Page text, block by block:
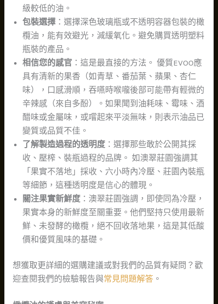
級較低的油。
包裝選擇 ：選擇深色玻璃瓶或不透明容器包裝的橄
欖油，能有效避光，減緩氧化。避免購買透明塑料
瓶裝的產品。
相信您的感官 ：這是最直接的方法。 優質EVOO應
具有清新的果香（如青草、番茄葉、蘋果、杏仁
味），口感滑順，吞嚥時喉嚨後部可能帶有輕微的
辛辣感（來自多酚）。如果聞到油耗味、霉味、酒
醋味或金屬味，或嚐起來平淡無味，則表示油品已
變質或品質不佳。
了解製造過程的透明度 ：選擇那些敢於公開其採
收、壓榨、裝瓶過程的品牌。 如澳翠莊園強調其
「果實不落地」採收、六小時內冷壓、莊園內裝瓶
等細節，這種透明度是信心的體現。
關注果實新鮮度 ：澳翠莊園強調，即使同為冷壓，
果實本身的新鮮度至關重要。他們堅持只使用最新
鮮、未發酵的橄欖，絕不回收落地果，這是其低酸
價和優質風味的基礎。
想獲取更詳細的選購建議或對我們的品質有疑問？歡
迎查閱我們的檢驗報告與常見問題解答 。